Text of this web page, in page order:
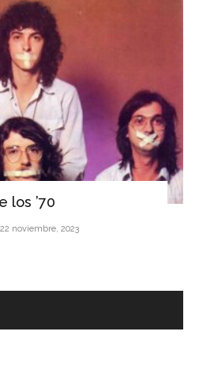
los ’70
22 noviembre, 2023